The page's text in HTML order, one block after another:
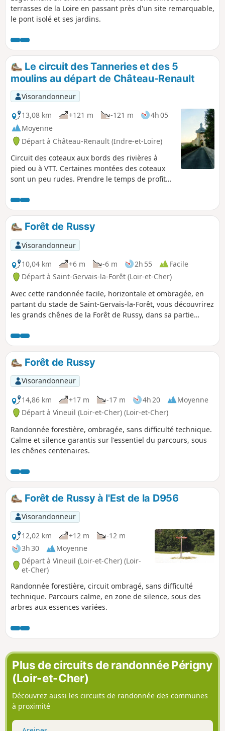
terrasses de la Loire en passant près d'un site remarquable,
le pont isolé et ses jardins.
Le circuit des Tanneries et des 5
moulins au départ de Château-Renault
Visorandonneur
13,08 km
+121 m -121 m
4h 05
Moyenne
Départ à Château-Renault (Indre-et-Loire)
Circuit des coteaux aux bords des rivières à
pied ou à VTT. Certaines montées des coteaux
sont un peu rudes. Prendre le temps de profiter
Forêt de Russy
Visorandonneur
10,04 km
+6 m -6 m 2h 55
Facile
Départ à Saint-Gervais-la-Forêt (Loir-et-Cher)
Avec cette randonnée facile, horizontale et ombragée, en
partant du stade de Saint-Gervais-la-Forêt, vous découvrirez
les grands chênes de la Forêt de Russy, dans sa partie
Forêt de Russy
Visorandonneur
14,86 km
+17 m -17 m 4h 20
Moyenne
Départ à Vineuil (Loir-et-Cher) (Loir-et-Cher)
Randonnée forestière, ombragée, sans difficulté technique.
Calme et silence garantis sur l'essentiel du parcours, sous
les chênes centenaires.
Forêt de Russy à l'Est de la D956
Visorandonneur
12,02 km
+12 m
-12 m
3h 30
Moyenne
Départ à Vineuil (Loir-et-Cher) (Loir-
et-Cher)
Randonnée forestière, circuit ombragé, sans difficulté
technique. Parcours calme, en zone de silence, sous des
arbres aux essences variées.
Plus de circuits de randonnée Périgny
(Loir-et-Cher)
Découvrez aussi les circuits de randonnée des communes
à proximité